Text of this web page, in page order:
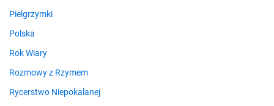
Pielgrzymki
Polska
Rok Wiary
Rozmowy z Rzymem
Rycerstwo Niepokalanej